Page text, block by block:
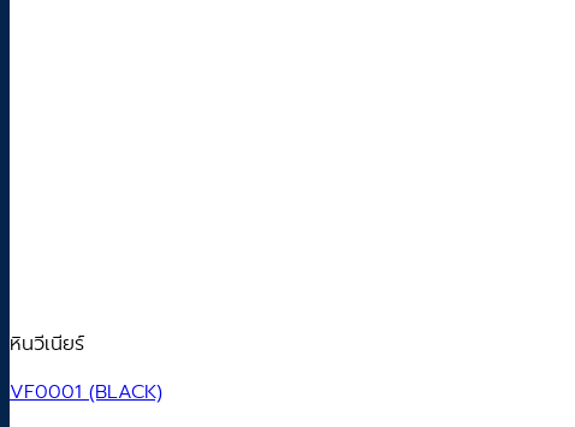
หินวีเนียร์
VF0001 (BLACK)